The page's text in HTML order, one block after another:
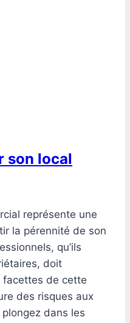
son local
représente une
la pérennité de son
qu’ils
doit
facettes de cette
des risques aux
dans les